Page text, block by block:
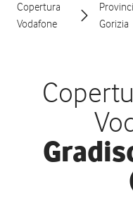
Copertura
Vodafone
Gorizia